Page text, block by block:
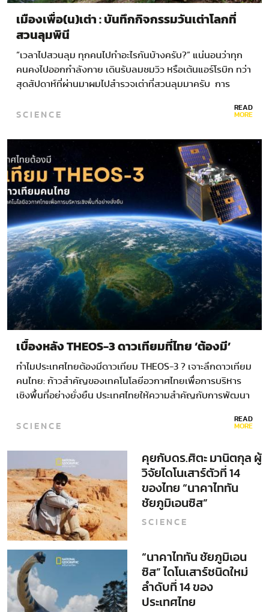
เมืองเพื่อ(น)เต่า : บันทึกกิจกรรมวันเต่าโลกที่
สวนลุมพินี
“เวลาไปสวนลุม ทุกคนไปทำอะไรกันบ้างครับ?” แน่นอนว่าทุก
คนคงไปออกกำลังกาย เดินรับลมชมวิว หรือเต้นแอร์โรบิก ทว่า
สุดสัปดาห์ที่ผ่านมาผมไปสำรวจเต่าที่สวนลุมมาครับ การ
SCIENCE READ
MORE
เบื้องหลัง THEOS-3 ดาวเทียมที่ไทย ‘ต้องมี’
ทำไมประเทศไทยต้องมีดาวเทียม THEOS-3 ? เจาะลึกดาวเทียม
คนไทย: ก้าวสำคัญของเทคโนโลยีอวกาศไทยเพื่อการบริหาร
เชิงพื้นที่อย่างยั่งยืน ประเทศไทยให้ความสำคัญกับการพัฒนา
ไทยได้ผลักดันส่ง…
SCIENCE READ
MORE
คุยกับดร.ศิตะ มานิตกุล ผู้
วิจัยไดโนเสาร์ตัวที่ 14
ของไทย “นาคาไททัน
ชัยภูมิเอนซิส”
SCIENCE
“นาคาไททัน ชัยภูมิเอน
ซิส” ไดโนเสาร์ชนิดใหม่
ลำดับที่ 14 ของ
ประเทศไทย